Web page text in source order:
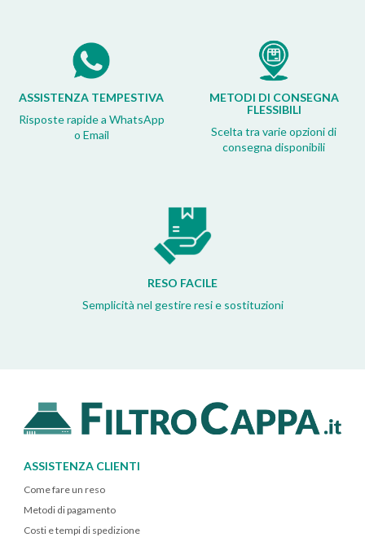
ASSISTENZA TEMPESTIVA
Risposte rapide a WhatsApp
o Email
METODI DI CONSEGNA
FLESSIBILI
Scelta tra varie opzioni di
consegna disponibili
RESO FACILE
Semplicità nel gestire resi e sostituzioni
ASSISTENZA CLIENTI
Come fare un reso
Metodi di pagamento
Costi e tempi di spedizione